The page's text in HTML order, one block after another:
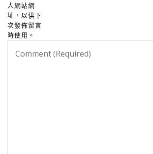
人網站網
址，以供下
次發佈留言
時使用。